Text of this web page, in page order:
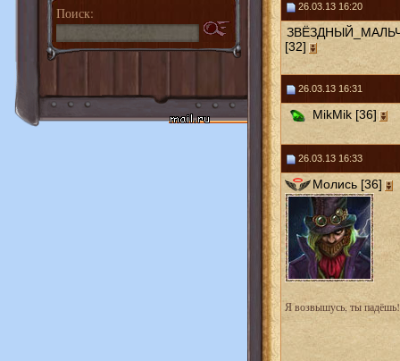
Поиск: 26.03.13 16:20
[32]
26.03.13 16:31
MikMik [36]
26.03.13 16:33
Молись [36]
Я возвышусь, ты падёшь!